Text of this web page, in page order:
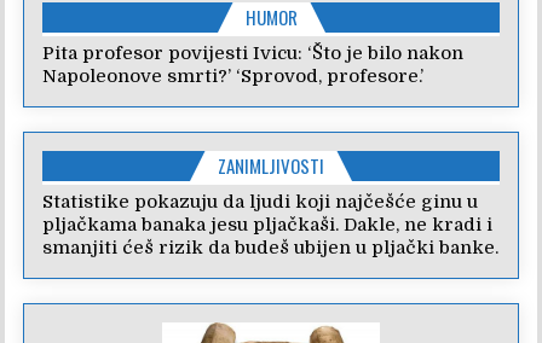
HUMOR
Pita profesor povijesti Ivicu: ‘Što je bilo nakon
Napoleonove smrti?’ ‘Sprovod, profesore.’
ZANIMLJIVOSTI
Statistike pokazuju da ljudi koji najčešće ginu u
pljačkama banaka jesu pljačkaši. Dakle, ne kradi i
smanjiti ćeš rizik da budeš ubijen u pljački banke.